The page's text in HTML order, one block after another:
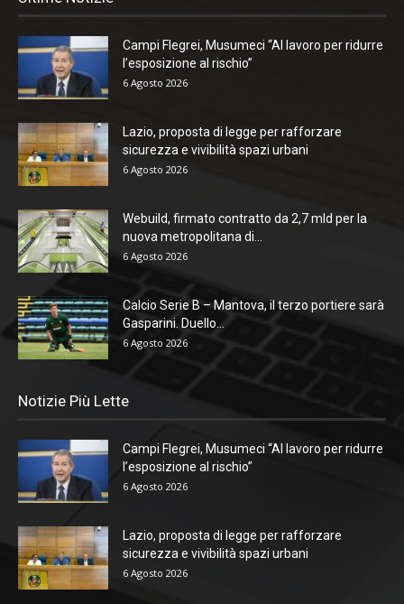
Campi Flegrei, Musumeci “Al lavoro per ridurre
l’esposizione al rischio”
6 Agosto 2026
Lazio, proposta di legge per rafforzare
sicurezza e vivibilità spazi urbani
6 Agosto 2026
Webuild, firmato contratto da 2,7 mld per la
nuova metropolitana di...
6 Agosto 2026
Calcio Serie B – Mantova, il terzo portiere sarà
Gasparini. Duello...
6 Agosto 2026
Notizie Più Lette
Campi Flegrei, Musumeci “Al lavoro per ridurre
l’esposizione al rischio”
6 Agosto 2026
Lazio, proposta di legge per rafforzare
sicurezza e vivibilità spazi urbani
6 Agosto 2026